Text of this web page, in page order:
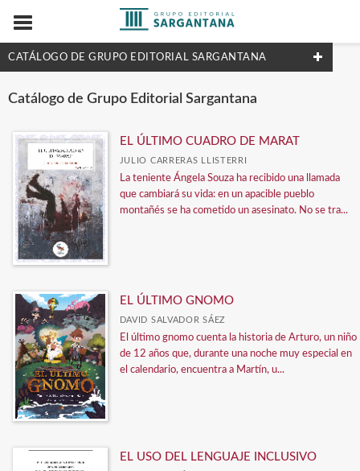
CATÁLOGO DE GRUPO EDITORIAL SARGANTANA
NUESTRAS COLECCIONES
MATERIAS
Ver todas... (1)
EDITORIALES
ALETA EDICIONES
DESFILADERO EDICIONES
EDITORIAL BRIEF
EDITORIAL POSIDONIA
EDITORIAL SARGANTANA
Catálogo de Grupo Editorial Sargantana
EL ÚLTIMO CUADRO DE MARAT
JULIO CARRERAS LLISTERRI
La teniente Ángela Souza ha recibido una llamada
que cambiará su vida: en un apacible pueblo
montañés se ha cometido un asesinato. No se tra...
EL ÚLTIMO GNOMO
DAVID SALVADOR SÁEZ
El último gnomo cuenta la historia de Arturo, un niño
de 12 años que, durante una noche muy especial en
el calendario, encuentra a Martín, u...
EL USO DEL LENGUAJE INCLUSIVO